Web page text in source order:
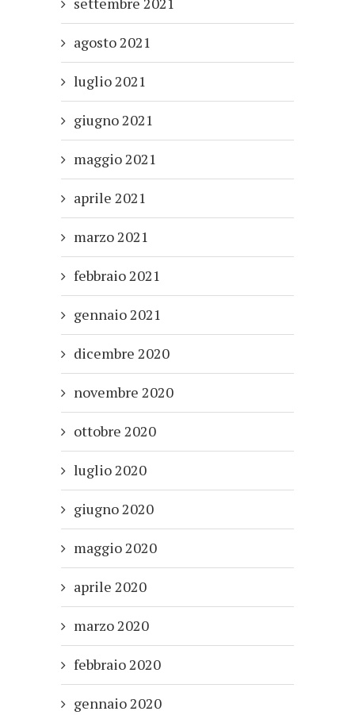
agosto 2021
luglio 2021
giugno 2021
maggio 2021
aprile 2021
marzo 2021
febbraio 2021
gennaio 2021
dicembre 2020
novembre 2020
ottobre 2020
luglio 2020
giugno 2020
maggio 2020
aprile 2020
marzo 2020
febbraio 2020
gennaio 2020